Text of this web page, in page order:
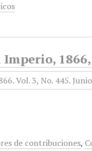
de contribuciones,